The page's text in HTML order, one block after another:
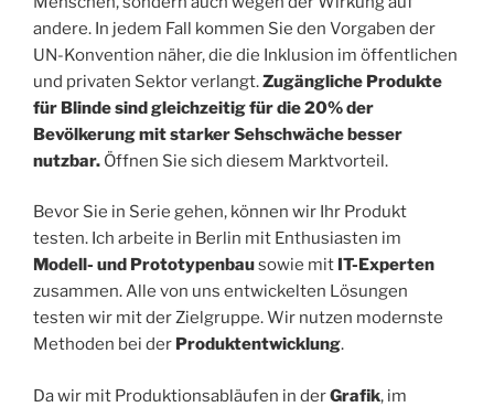
andere. In jedem Fall kommen Sie den Vorgaben der
UN-Konvention näher, die die Inklusion im öffentlichen
und privaten Sektor verlangt.Zugängliche Produkte
für Blinde sind gleichzeitig für die 20% der
Bevölkerung mit starker Sehschwäche besser
nutzbar. Öffnen Sie sich diesem Marktvorteil.
Bevor Sie in Serie gehen, können wir Ihr Produkt
testen. Ich arbeite in Berlin mit Enthusiasten im
Modell- und Prototypenbausowie mit IT-Experten
zusammen. Alle von uns entwickelten Lösungen
testen wir mit der Zielgruppe. Wir nutzen modernste
Methoden bei der Produktentwicklung.
Da wir mit Produktionsabläufen in derGrafik, im